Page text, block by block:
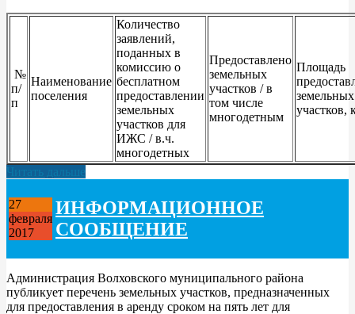
№
п/
п
Наименование
поселения
Количество
заявлений,
поданных в
комиссию о
бесплатном
предоставлении
земельных
участков для
ИЖС / в.ч.
многодетных
Предоставлено
земельных
участков / в
том числе
многодетным
Площадь
земельных
участков,
Читать дальше
27
февраля
2017
ИНФОРМАЦИОННОЕ
СООБЩЕНИЕ
Администрация Волховского муниципального района
публикует перечень земельных участков, предназначенных
для предоставления в аренду сроком на пять лет для